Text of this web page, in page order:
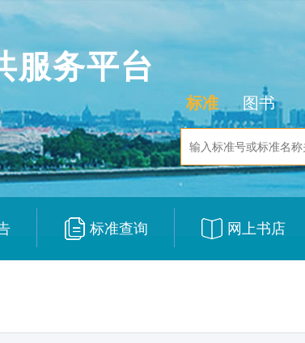
服务平台
标准 图书
标准查询 网上书店